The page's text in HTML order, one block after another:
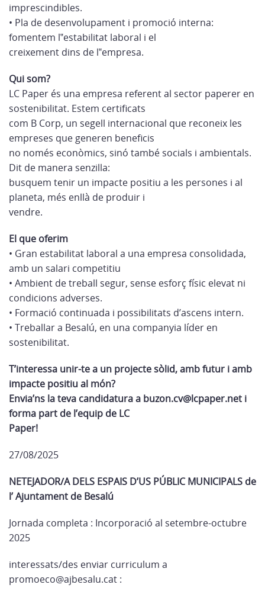
imprescindibles.
• Pla de desenvolupament i promoció interna:
fomentem l‟estabilitat laboral i el
creixement dins de l‟empresa.
Qui som?
LC Paper és una empresa referent al sector paperer en
sostenibilitat. Estem certificats
com B Corp, un segell internacional que reconeix les
empreses que generen beneficis
no només econòmics, sinó també socials i ambientals.
Dit de manera senzilla:
busquem tenir un impacte positiu a les persones i al
planeta, més enllà de produir i
vendre.
El que oferim
• Gran estabilitat laboral a una empresa consolidada,
amb un salari competitiu
• Ambient de treball segur, sense esforç físic elevat ni
condicions adverses.
• Formació continuada i possibilitats d’ascens intern.
• Treballar a Besalú, en una companyia líder en
sostenibilitat.
T’interessa unir-te a un projecte sòlid, amb futur i amb
impacte positiu al món?
Envia’ns la teva candidatura a buzon.cv@lcpaper.net i
forma part de l’equip de LC
Paper!
27/08/2025
NETEJADOR/A DELS ESPAIS D’US PÚBLIC MUNICIPALS de
l’ Ajuntament de Besalú
Jornada completa : Incorporació al setembre-octubre
2025
interessats/des enviar curriculum a
promoeco@ajbesalu.cat :